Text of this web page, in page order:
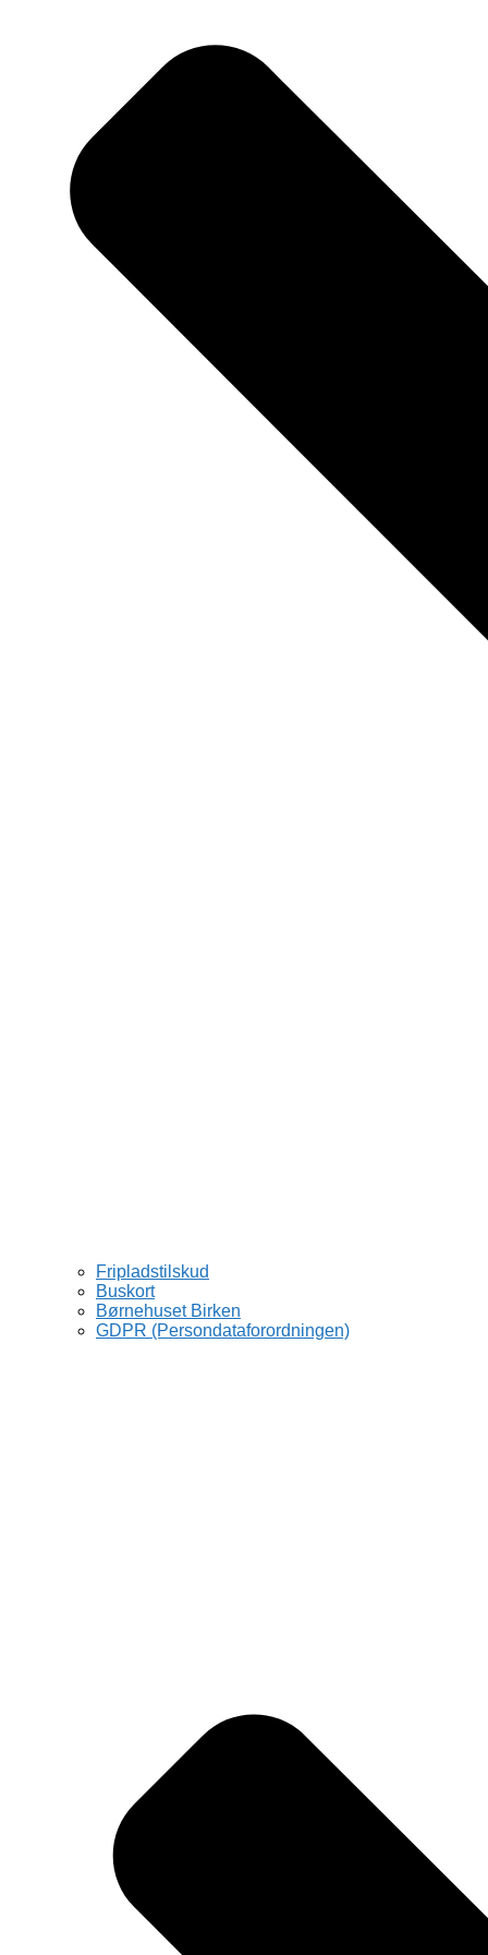
Fripladstilskud
Buskort
Børnehuset Birken
GDPR (Persondataforordningen)